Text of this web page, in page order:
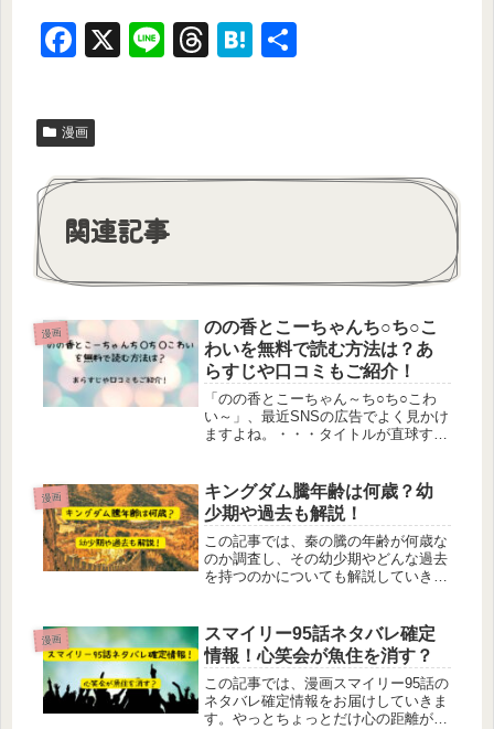
F
c
e
b
o
o
k
X
Li
T
d
H
a
漫画
関連記事
漫画
のの香とこーちゃんち○ち○こ
わいを無料で読む方法は？あ
らすじや口コミもご紹介！
「のの香とこーちゃん～ち○ち○こわ
い～」、最近SNSの広告でよく見かけ
ますよね。・・・タイトルが直球すぎ
ち○ち○こわい～」は、立派すぎるこ
ーちゃんのちん○んにビビり倒すの
の...
漫画
キングダム騰年齢は何歳？幼
少期や過去も解説！
この記事では、秦の騰の年齢が何歳な
のか調査し、その幼少期やどんな過去
を持つのかについても解説していきま
物である騰。大将軍の王騎のそばで常
に冷静沈着といったイメージの騰です
が...
漫画
スマイリー95話ネタバレ確定
情報！心笑会が魚住を消す？
この記事では、漫画スマイリー95話の
ネタバレ確定情報をお届けしていきま
す。やっとちょっとだけ心の距離が縮